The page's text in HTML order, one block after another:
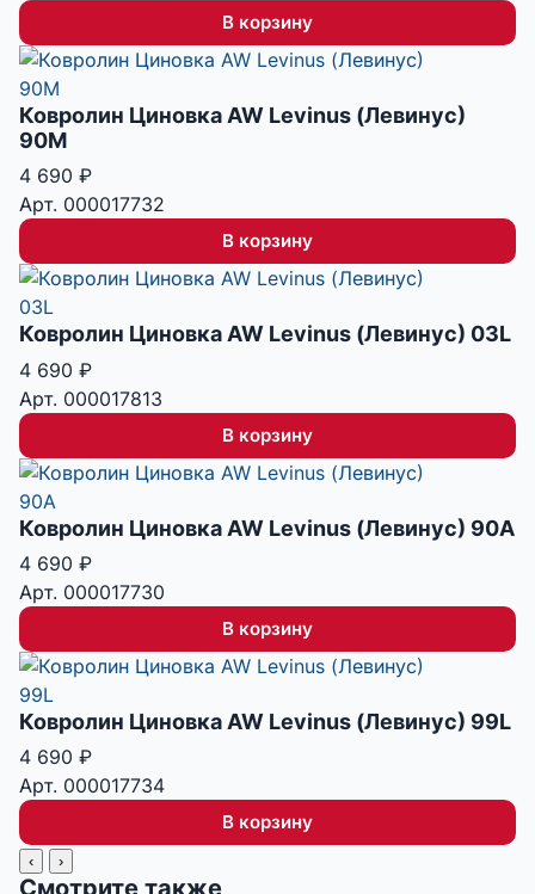
В корзину
Ковролин Циновка AW Levinus (Левинус)
90M
4 690 ₽
Арт. 000017732
В корзину
Ковролин Циновка AW Levinus (Левинус) 03L
4 690 ₽
Арт. 000017813
В корзину
Ковролин Циновка AW Levinus (Левинус) 90A
4 690 ₽
Арт. 000017730
В корзину
Ковролин Циновка AW Levinus (Левинус) 99L
4 690 ₽
Арт. 000017734
В корзину
‹ ›
Смотрите также